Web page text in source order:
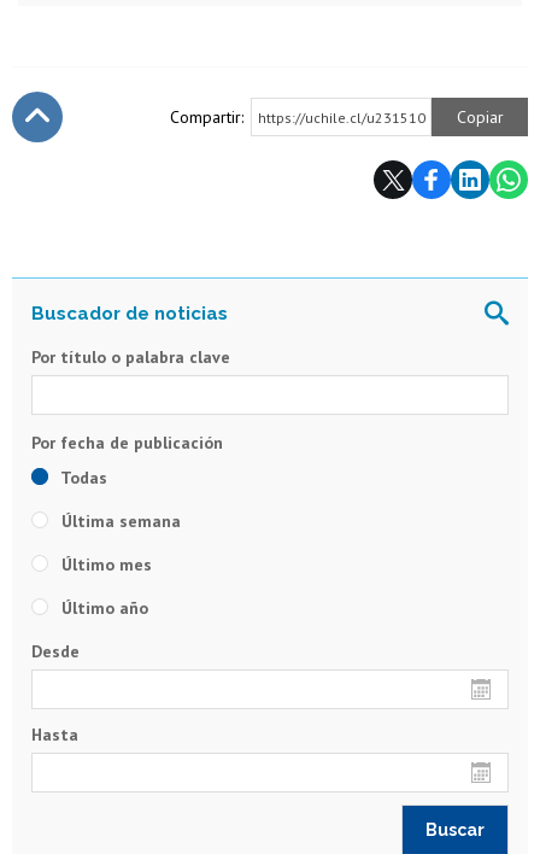
Compartir: https://uchile.cl/u231510 Copiar
Por título o palabra clave
Todas
Última semana
Último mes
Último año
Desde
Hasta